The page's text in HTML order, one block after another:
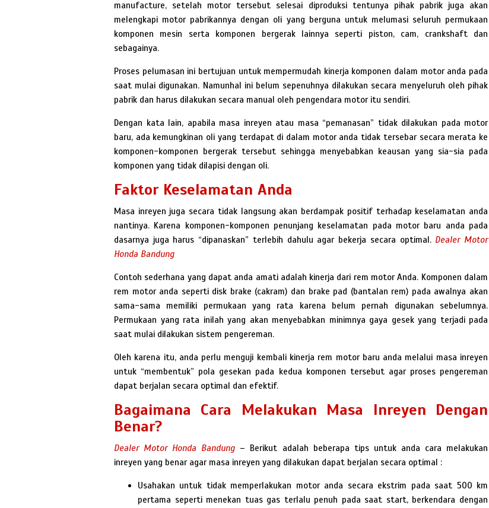
manufacture, setelah motor tersebut selesai diproduksi tentunya pihak pabrik juga akan
melengkapi motor pabrikannya dengan oli yang berguna untuk melumasi seluruh permukaan
komponen mesin serta komponen bergerak lainnya seperti piston, cam, crankshaft dan
sebagainya.
Proses pelumasan ini bertujuan untuk mempermudah kinerja komponen dalam motor anda pada
saat mulai digunakan. Namunhal ini belum sepenuhnya dilakukan secara menyeluruh oleh pihak
pabrik dan harus dilakukan secara manual oleh pengendara motor itu sendiri.
Dengan kata lain, apabila masa inreyen atau masa “pemanasan” tidak dilakukan pada motor
baru, ada kemungkinan oli yang terdapat di dalam motor anda tidak tersebar secara merata ke
komponen-komponen bergerak tersebut sehingga menyebabkan keausan yang sia-sia pada
komponen yang tidak dilapisi dengan oli.
Faktor Keselamatan Anda
Masa inreyen juga secara tidak langsung akan berdampak positif terhadap keselamatan anda
nantinya. Karena komponen-komponen penunjang keselamatan pada motor baru anda pada
dasarnya juga harus “dipanaskan” terlebih dahulu agar bekerja secara optimal. Dealer Motor
Honda Bandung
Contoh sederhana yang dapat anda amati adalah kinerja dari rem motor Anda. Komponen dalam
rem motor anda seperti disk brake (cakram) dan brake pad (bantalan rem) pada awalnya akan
sama-sama memiliki permukaan yang rata karena belum pernah digunakan sebelumnya.
Permukaan yang rata inilah yang akan menyebabkan minimnya gaya gesek yang terjadi pada
saat mulai dilakukan sistem pengereman.
Oleh karena itu, anda perlu menguji kembali kinerja rem motor baru anda melalui masa inreyen
untuk “membentuk” pola gesekan pada kedua komponen tersebut agar proses pengereman
dapat berjalan secara optimal dan efektif.
Bagaimana Cara Melakukan Masa Inreyen Dengan
Benar?
Dealer Motor Honda Bandung – Berikut adalah beberapa tips untuk anda cara melakukan
inreyen yang benar agar masa inreyen yang dilakukan dapat berjalan secara optimal :
Usahakan untuk tidak memperlakukan motor anda secara ekstrim pada saat 500 km
pertama seperti menekan tuas gas terlalu penuh pada saat start, berkendara dengan